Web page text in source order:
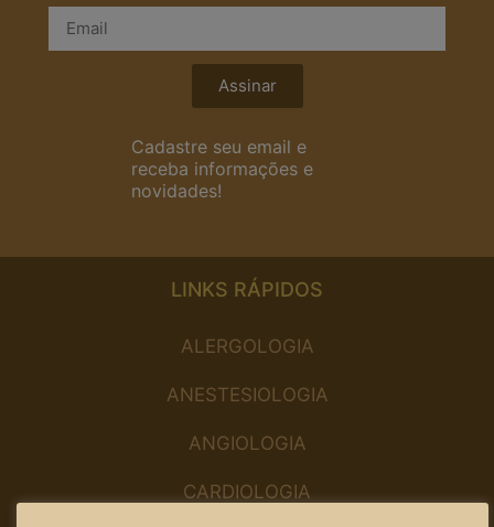
Assinar
Cadastre seu email e
receba informações e
novidades!
LINKS RÁPIDOS
ALERGOLOGIA
ANESTESIOLOGIA
ANGIOLOGIA
CARDIOLOGIA